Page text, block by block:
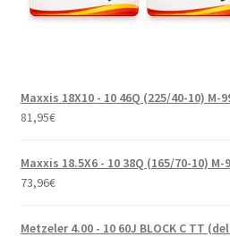
Maxxis 18X10 - 10 46Q (225/40-10) M-
81,95€
Maxxis 18.5X6 - 10 38Q (165/70-10) M-
73,96€
Metzeler 4.00 - 10 60J BLOCK C TT